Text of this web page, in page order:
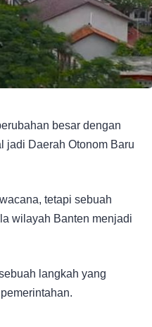
besar dengan
jadi Daerah Otonom Baru
tetapi sebuah
wilayah Banten menjadi
langkah yang